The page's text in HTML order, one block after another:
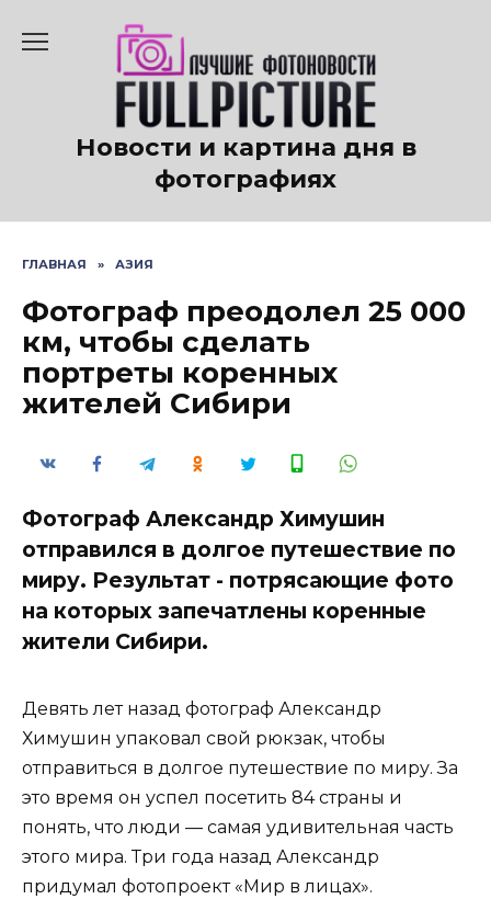
содержанию
Новости и картина дня в
фотографиях
ГЛАВНАЯ » АЗИЯ
Фотограф преодолел 25 000
км, чтобы сделать
портреты коренных
жителей Сибири
Фотограф Александр Химушин
отправился в долгое путешествие по
миру. Результат - потрясающие фото
на которых запечатлены коренные
жители Сибири.
Девять лет назад фотограф Александр
Химушин упаковал свой рюкзак, чтобы
отправиться в долгое путешествие по миру. За
это время он успел посетить 84 страны и
понять, что люди — самая удивительная часть
этого мира. Три года назад Александр
придумал фотопроект «Мир в лицах».